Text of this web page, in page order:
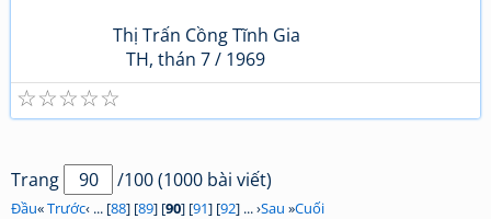
Thị Trấn Cồng Tĩnh Gia
TH, thán 7 / 1969
☆
☆
☆
☆
☆
Trang /100 (1000 bài viết)
Đầu«Trước‹ ... [88] [89] [90] [91] [92] ... ›Sau »Cuối